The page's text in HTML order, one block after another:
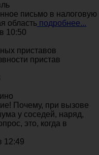
письмо в налоговую
область подробнее...
10:50
приставов
пристав
Почему, при вызове
у соседей, наряд,
это, когда в
12:49